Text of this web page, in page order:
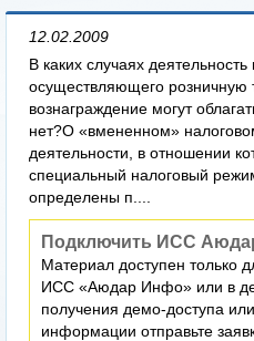
12.02.2009
В каких случаях деятельность
осуществляющего розничную
вознаграждение могут
нет?О «вмененном»
деятельности, в отношении
специальный налоговый
определены п....
Подключить ИСС
Материал доступен только
ИСС «Аюдар Инфо» или в
получения демо-доступа
информации отправьте